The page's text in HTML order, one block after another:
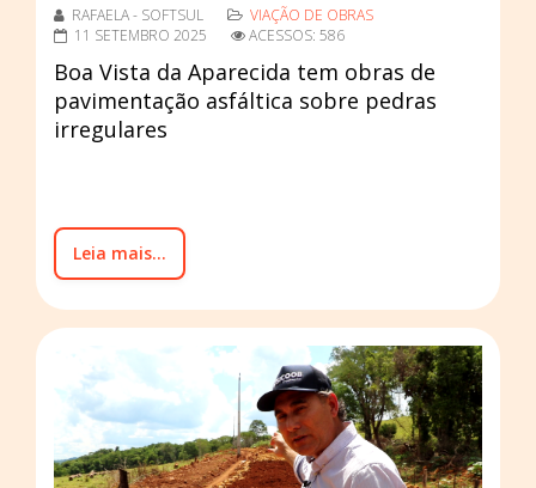
RAFAELA - SOFTSUL
VIAÇÃO DE OBRAS
11 SETEMBRO 2025
ACESSOS: 586
Boa Vista da Aparecida tem obras de
pavimentação asfáltica sobre pedras
irregulares
Leia mais...